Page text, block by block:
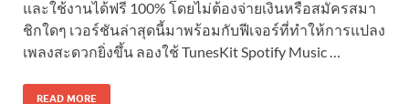
และใช้งานได้ฟรี 100% โดยไม่ต้องจ่ายเงินหรือสมัครสมา
ชิกใดๆ เวอร์ชันล่าสุดนี้มาพร้อมกับฟีเจอร์ที่ทำให้การแปลง
เพลงสะดวกยิ่งขึ้น ลองใช้ TunesKit Spotify Music …
READ MORE